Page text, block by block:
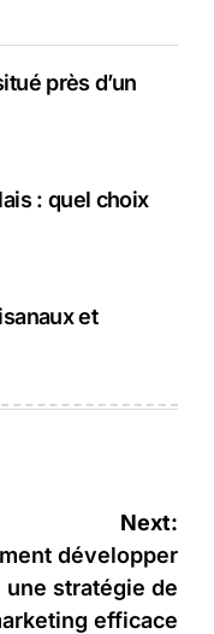
près d’un
: quel choix
et
Next:
développer
une stratégie de
efficace